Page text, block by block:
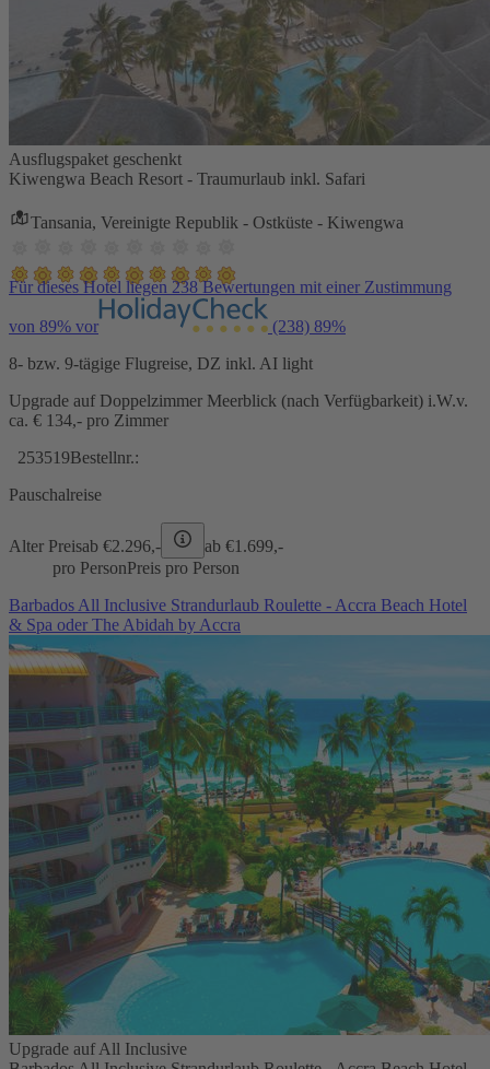
Ausflugspaket geschenkt
Kiwengwa Beach Resort - Traumurlaub inkl. Safari
Tansania, Vereinigte Republik - Ostküste - Kiwengwa
Für dieses Hotel liegen 238 Bewertungen mit einer Zustimmung
von 89% vor (238) 89%
8- bzw. 9-tägige Flugreise, DZ inkl. AI light
Upgrade auf Doppelzimmer Meerblick (nach Verfügbarkeit) i.W.v.
ca. € 134,- pro Zimmer
253519Bestellnr.:
Pauschalreise
Alter Preisab €2.296,- ab €1.699,-
pro PersonPreis pro Person
Barbados All Inclusive Strandurlaub Roulette - Accra Beach Hotel
& Spa oder The Abidah by Accra
Upgrade auf All Inclusive